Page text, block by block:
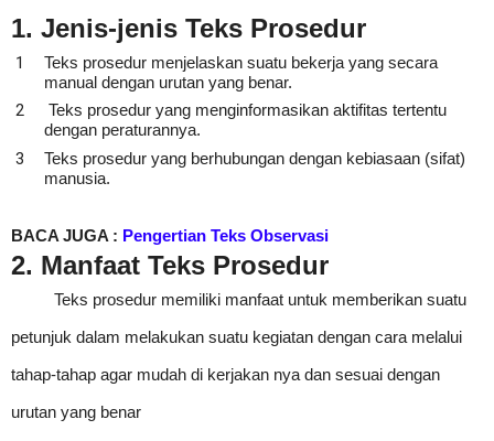
1. Jenis-jenis Teks Prosedur
Teks prosedur menjelaskan suatu bekerja yang secara
manual dengan urutan yang benar.
Teks prosedur yang menginformasikan aktifitas tertentu
dengan peraturannya.
Teks prosedur yang berhubungan dengan kebiasaan (sifat)
manusia.
BACA JUGA : Pengertian Teks Observasi
2. Manfaat Teks Prosedur
Teks prosedur memiliki manfaat untuk memberikan suatu
petunjuk dalam melakukan suatu kegiatan dengan cara melalui
tahap-tahap agar mudah di kerjakan nya dan sesuai dengan
urutan yang benar